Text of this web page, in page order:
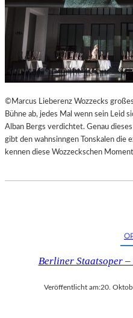
©Marcus Lieberenz Wozzecks
Bühne ab, jedes Mal wenn sein Leid
Alban Bergs verdichtet. Genau
gibt den wahnsinngen Tonskalen die
kennen diese Wozzeckschen
Berliner Staatsoper
Veröffentlicht am:20.